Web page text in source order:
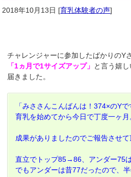
2018年10月13日 [育乳体験者の声]
チャレンジャーに参加したばかりのY
「1ヵ月で1サイズアップ」 と言う嬉し
届きました。
「みささんこんばんは！374×のY
育乳を始めてから今日で丁度一ヶ月
成果がありましたのでご報告させて
直立でトップ85→86、アンダー75は
でもアンダーは昔77だったので、